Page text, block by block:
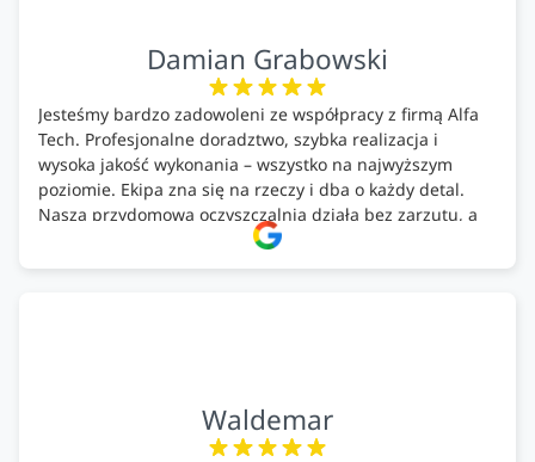
Damian Grabowski
Jesteśmy bardzo zadowoleni ze współpracy z firmą Alfa
Tech. Profesjonalne doradztwo, szybka realizacja i
wysoka jakość wykonania – wszystko na najwyższym
poziomie. Ekipa zna się na rzeczy i dba o każdy detal.
Nasza przydomowa oczyszczalnia działa bez zarzutu, a
całość została wykonana zgodnie z terminem i
ustaleniami. Z czystym sumieniem polecamy Alfa Tech
Waldemar